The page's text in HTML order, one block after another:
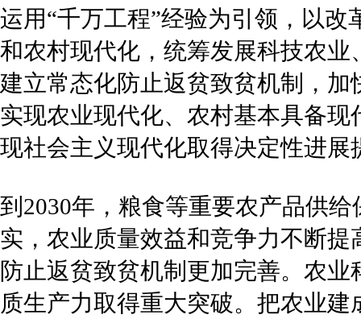
运用“千万工程”经验为引领，以
和农村现代化，统筹发展科技农
建立常态化防止返贫致贫机制，
实现农业现代化、农村基本具备
现社会主义现代化取得决定性进展
到2030年，粮食等重要农产品供
实，农业质量效益和竞争力不断
防止返贫致贫机制更加完善。农
质生产力取得重大突破。把农业